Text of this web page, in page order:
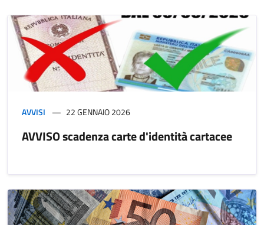
AVVISI 22 GENNAIO 2026
AVVISO scadenza carte d'identità cartacee